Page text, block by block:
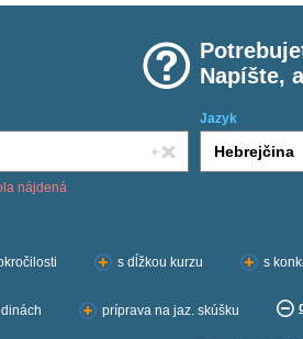
Napíšte,
Jazyk
nájdená
s dĺžkou kurzu s
príprava na jaz. skúšku